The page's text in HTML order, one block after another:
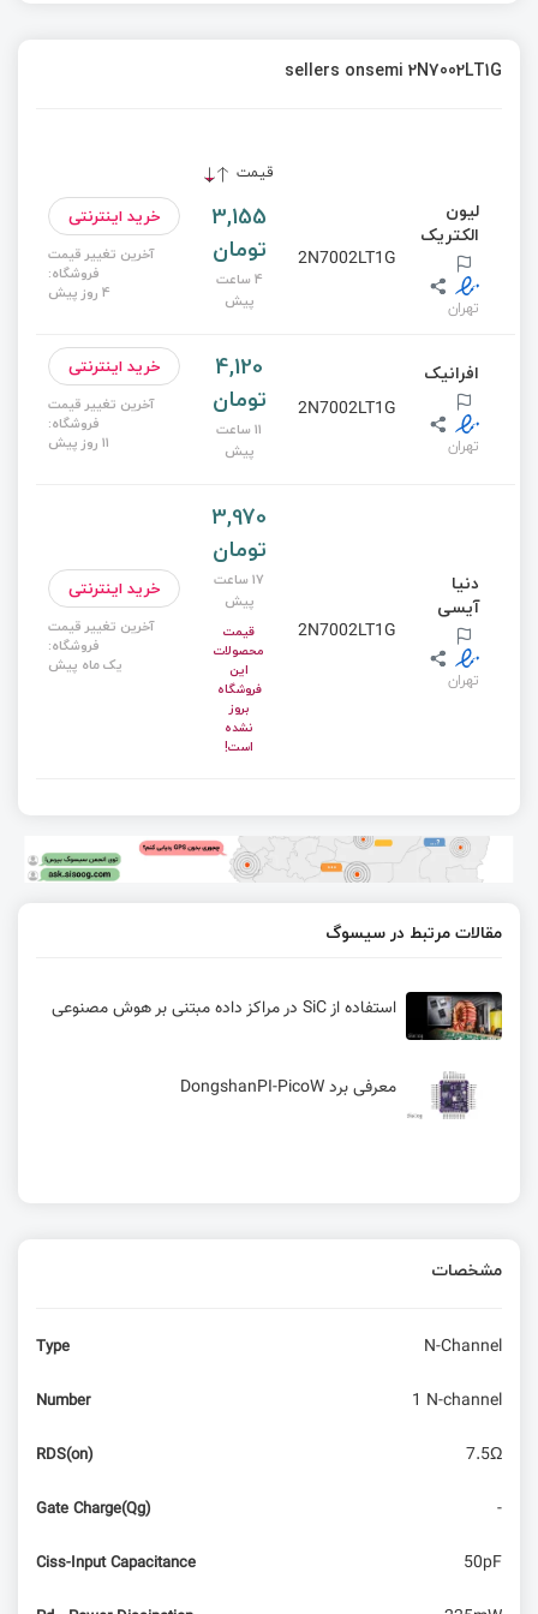
sellers onsemi 2N7002LT1G
قیمت
لیون
الکتریک
تهران
2N7002LT1G
3,155
تومان
4 ساعت
پیش
خرید اینترنتی
آخرین تغییر قیمت
فروشگاه:
4 روز پیش
افرانیک
تهران
2N7002LT1G
4,120
تومان
11 ساعت
پیش
خرید اینترنتی
آخرین تغییر قیمت
فروشگاه:
11 روز پیش
دنیا
آیسی
تهران
2N7002LT1G
3,970
تومان
17 ساعت
پیش
قیمت
محصولات
این
فروشگاه
بروز
نشده
است!
خرید اینترنتی
آخرین تغییر قیمت
فروشگاه:
یک ماه پیش
مقالات مرتبط در سیسوگ
استفاده از SiC در مراکز داده‌ مبتنی بر هوش مصنوعی
معرفی برد DongshanPI-PicoW
مشخصات
Type N-Channel
Number 1 N-channel
RDS(on) 7.5Ω
Gate Charge(Qg) -
Ciss-Input Capacitance 50pF